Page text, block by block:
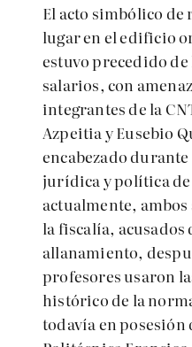
El acto simbólico
lugar en el edificio
estuvo precedido
salarios, con
integrantes de la
Azpeitia y Eusebio
encabezado
jurídica y política
actualmente,
la fiscalía, acusados
allanamiento,
profesores usaron
histórico de la
todavía en